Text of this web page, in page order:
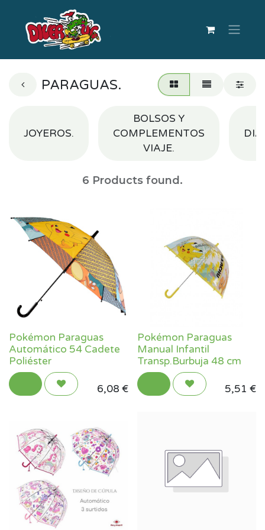
PARAGUAS.
JOYEROS.
BOLSOS Y
COMPLEMENTOS
VIAJE.
6 Products found.
Pokémon Paraguas
Automático 54 Cadete
Poliéster
6,08 €
Pokémon Paraguas
Manual Infantil
Transp.Burbuja 48 cm
5,51 €